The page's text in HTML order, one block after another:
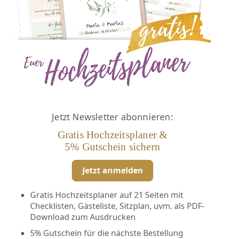
Jetzt Newsletter abonnieren:
Gratis Hochzeitsplaner &
5% Gutschein sichern
Jetzt anmelden
Gratis Hochzeitsplaner auf 21 Seiten mit
Checklisten, Gästeliste, Sitzplan, uvm. als PDF-
Download zum Ausdrucken
5% Gutschein für die nächste Bestellung